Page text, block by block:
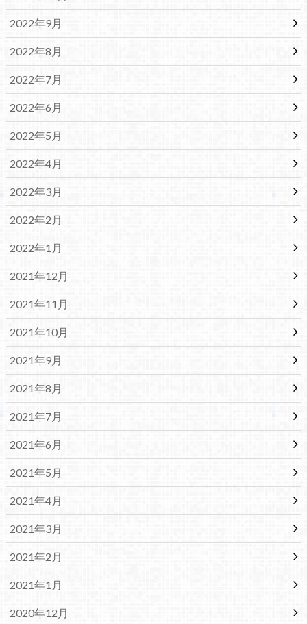
2022年9月
2022年8月
2022年7月
2022年6月
2022年5月
2022年4月
2022年3月
2022年2月
2022年1月
2021年12月
2021年11月
2021年10月
2021年9月
2021年8月
2021年7月
2021年6月
2021年5月
2021年4月
2021年3月
2021年2月
2021年1月
2020年12月